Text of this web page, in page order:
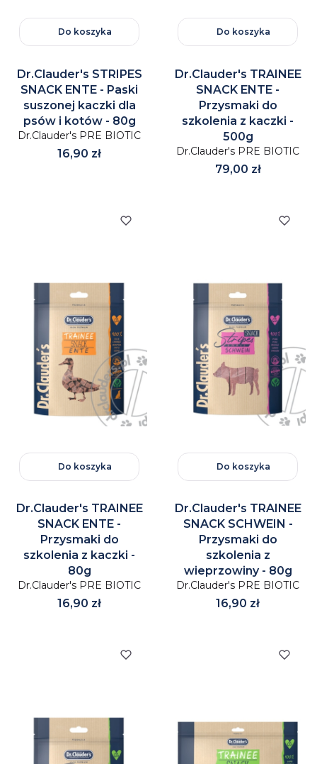
Do koszyka
Dr.Clauder's STRIPES
SNACK ENTE - Paski
suszonej kaczki dla
psów i kotów - 80g
Dr.Clauder's PRE BIOTIC
Cena
16,90 zł
Do koszyka
Dr.Clauder's TRAINEE
SNACK ENTE -
Przysmaki do
szkolenia z kaczki -
500g
Dr.Clauder's PRE BIOTIC
Cena
79,00 zł
Do koszyka
Dr.Clauder's TRAINEE
SNACK ENTE -
Przysmaki do
szkolenia z kaczki -
80g
Dr.Clauder's PRE BIOTIC
Cena
16,90 zł
Do koszyka
Dr.Clauder's TRAINEE
SNACK SCHWEIN -
Przysmaki do
szkolenia z
wieprzowiny - 80g
Dr.Clauder's PRE BIOTIC
Cena
16,90 zł